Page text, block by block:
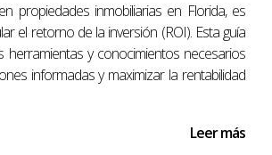
Argentina
propiedades inmobiliarias en Florida, es
el retorno de la inversión (ROI). Esta guía
herramientas y conocimientos necesarios
informadas y maximizar la rentabilidad
Leer más